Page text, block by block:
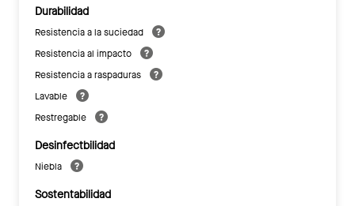
Durabilidad
Resistencia a la suciedad
Resistencia al impacto
Resistencia a raspaduras
Lavable
Restregable
Desinfectbilidad
Niebla
Sostentabilidad